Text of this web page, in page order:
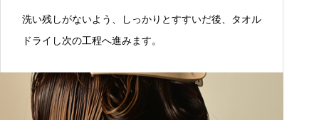
洗い残しがないよう、しっかりとすすいだ後、タオル
ドライし次の工程へ進みます。